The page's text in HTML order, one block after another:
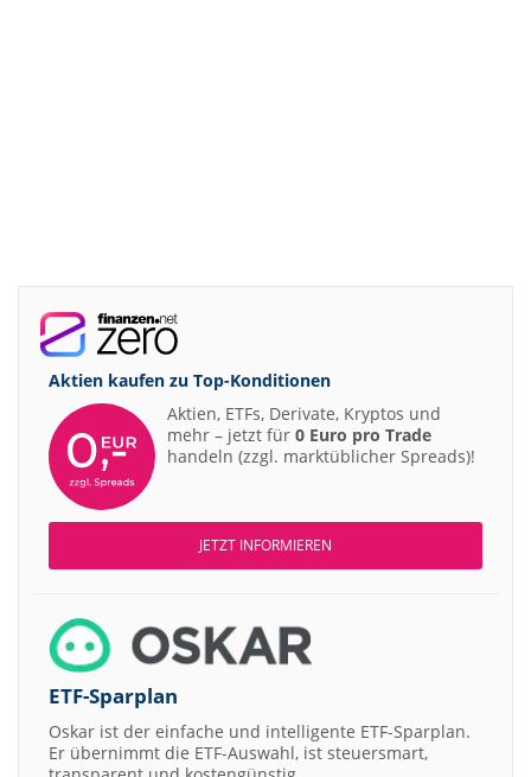
Aktien kaufen zu Top-Konditionen
Aktien, ETFs, Derivate, Kryptos und
mehr – jetzt für 0 Euro pro Trade
handeln (zzgl. marktüblicher Spreads)!
JETZT INFORMIEREN
ETF-Sparplan
Oskar ist der einfache und intelligente ETF-Sparplan.
Er übernimmt die ETF-Auswahl, ist steuersmart,